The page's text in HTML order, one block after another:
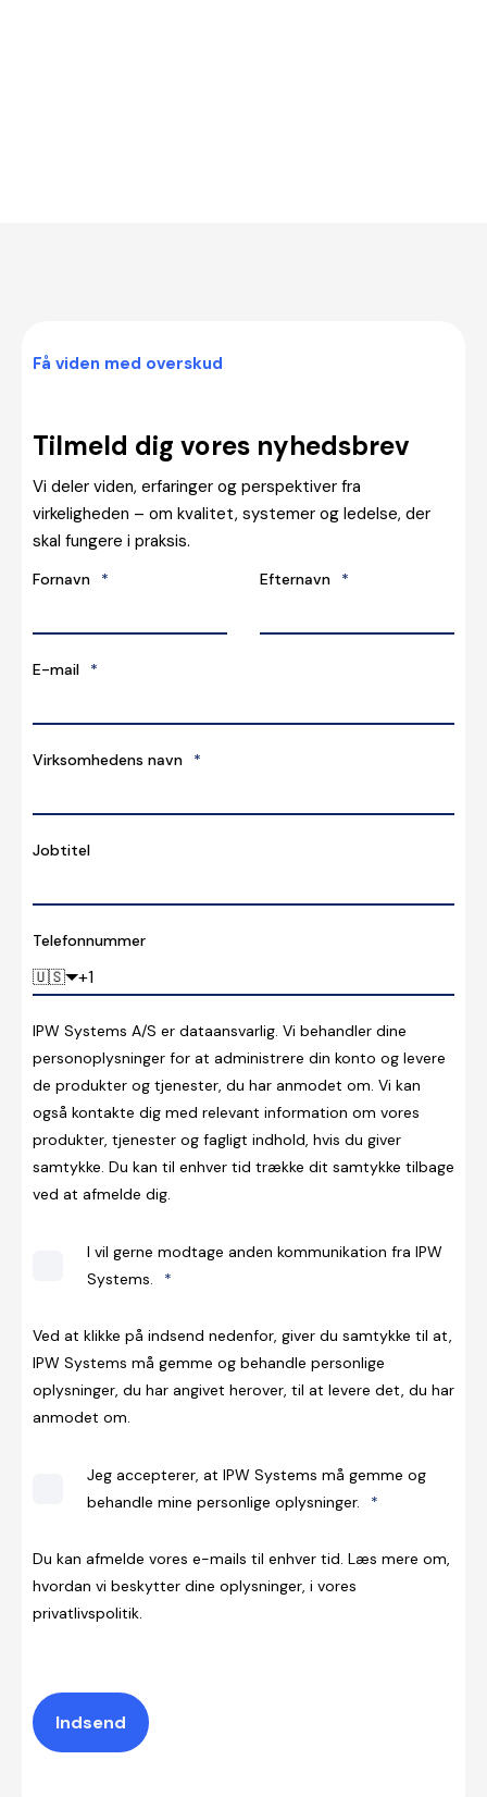
Få viden med overskud
Tilmeld dig vores nyhedsbrev
Vi deler viden, erfaringer og perspektiver fra
virkeligheden – om kvalitet, systemer og ledelse, der
skal fungere i praksis.
Fornavn * Efternavn *
E-mail *
Virksomhedens navn *
Jobtitel
Telefonnummer
🇺🇸
IPW Systems A/S er dataansvarlig. Vi behandler dine
personoplysninger for at administrere din konto og levere
de produkter og tjenester, du har anmodet om. Vi kan
også kontakte dig med relevant information om vores
produkter, tjenester og fagligt indhold, hvis du giver
samtykke. Du kan til enhver tid trække dit samtykke tilbage
ved at afmelde dig.
I vil gerne modtage anden kommunikation fra IPW
Systems.
*
Ved at klikke på indsend nedenfor, giver du samtykke til at,
IPW Systems må gemme og behandle personlige
oplysninger, du har angivet herover, til at levere det, du har
anmodet om.
Jeg accepterer, at IPW Systems må gemme og
behandle mine personlige oplysninger.
*
Du kan afmelde vores e-mails til enhver tid. Læs mere om,
hvordan vi beskytter dine oplysninger, i vores
privatlivspolitik.
Indsend